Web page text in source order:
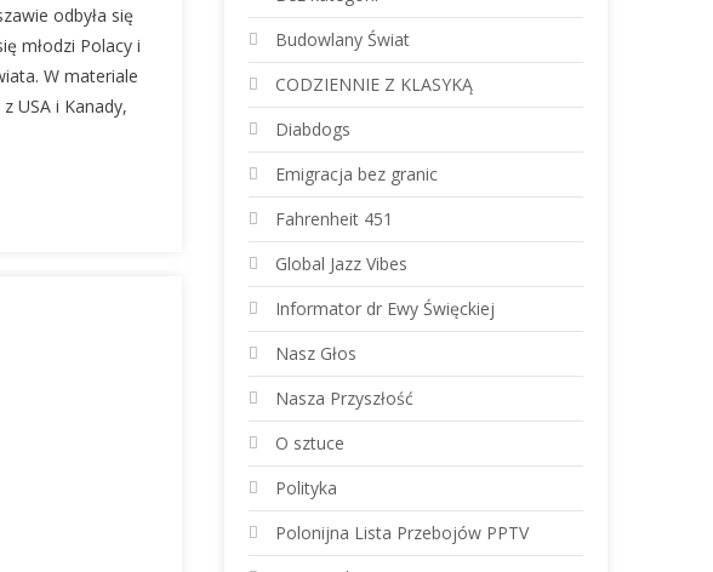
odbyła się
młodzi Polacy i
W materiale
USA i Kanady,
Budowlany Świat
CODZIENNIE Z KLASYKĄ
Diabdogs
Emigracja bez granic
Fahrenheit 451
Global Jazz Vibes
Informator dr Ewy Święckiej
Nasz Głos
Nasza Przyszłość
O sztuce
Polityka
Polonijna Lista Przebojów PPTV